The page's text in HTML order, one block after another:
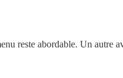
reste abordable. Un autre